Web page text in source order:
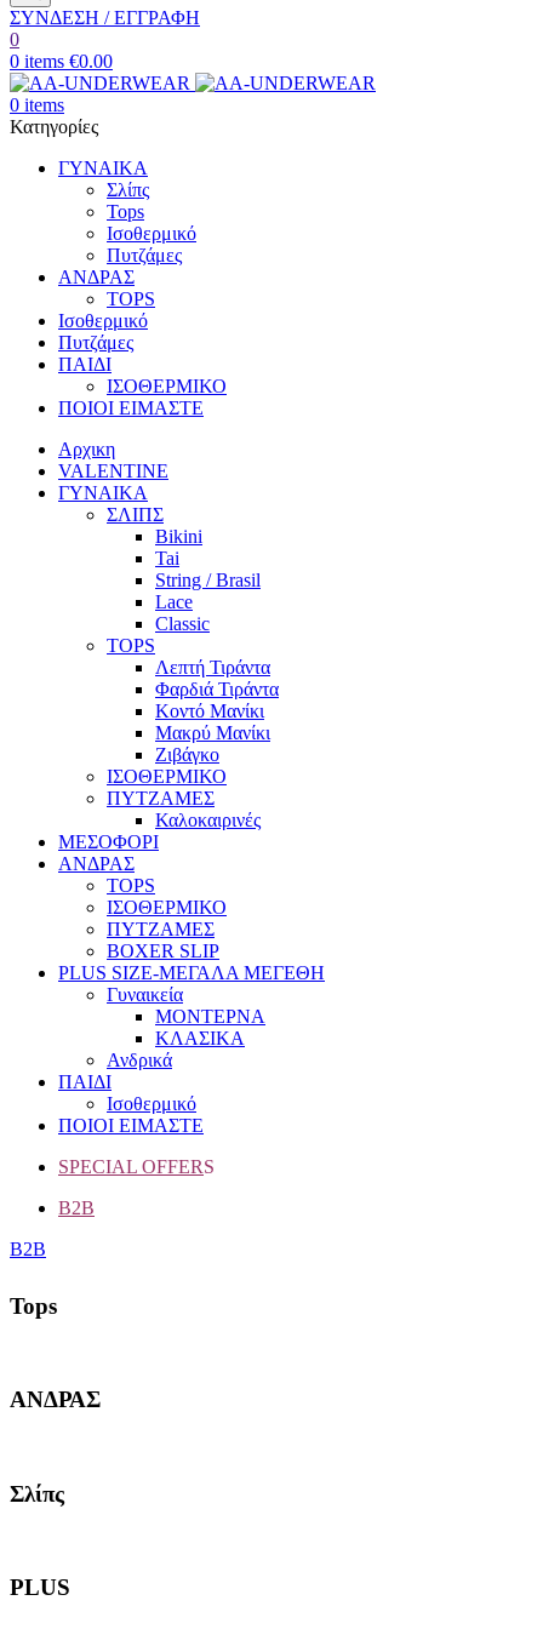
ΣΥΝΔΕΣΗ / ΕΓΓΡΑΦΗ
0
0 items €0.00
0 items
Κατηγορίες
ΓΥΝΑΙΚΑ
Σλίπς
Tops
Ισοθερμικό
Πυτζάμες
ΑΝΔΡΑΣ
TOPS
Ισοθερμικό
Πυτζάμες
ΠΑΙΔΙ
ΙΣΟΘΕΡΜΙΚΟ
ΠΟΙΟΙ ΕΙΜΑΣΤΕ
Αρχικη
VALENTINE
ΓΥΝΑΙΚΑ
ΣΛΙΠΣ
Bikini
Tai
String / Brasil
Lace
Classic
TOPS
Λεπτή Τιράντα
Φαρδιά Τιράντα
Κοντό Μανίκι
Μακρύ Μανίκι
Ζιβάγκο
ΙΣΟΘΕΡΜΙΚΟ
ΠΥΤΖΑΜΕΣ
Καλοκαιρινές
ΜΕΣΟΦΟΡΙ
ΑΝΔΡΑΣ
TOPS
ΙΣΟΘΕΡΜΙΚΟ
ΠΥΤΖΑΜΕΣ
BOXER SLIP
PLUS SIZE-ΜΕΓΑΛΑ ΜΕΓΕΘΗ
Γυναικεία
ΜΟΝΤΕΡΝΑ
ΚΛΑΣΙΚΑ
Ανδρικά
ΠΑΙΔΙ
Ισοθερμικό
ΠΟΙΟΙ ΕΙΜΑΣΤΕ
SPECIAL OFFERS
B2B
B2B
Tops
ΑΝΔΡΑΣ
Σλίπς
PLUS